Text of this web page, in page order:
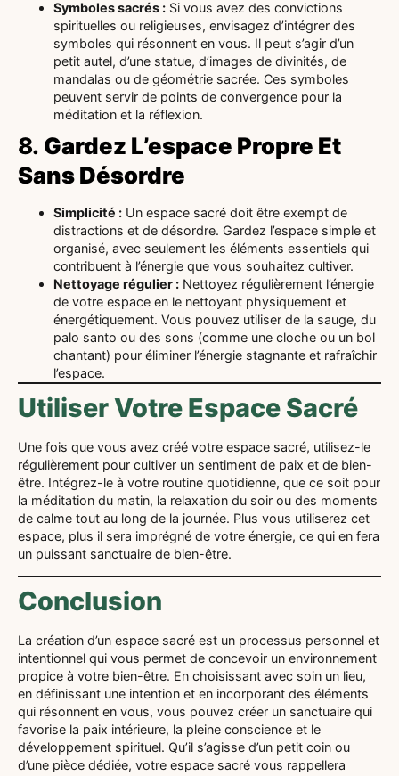
Symboles sacrés : Si vous avez des convictions
spirituelles ou religieuses, envisagez d’intégrer des
symboles qui résonnent en vous. Il peut s’agir d’un
petit autel, d’une statue, d’images de divinités, de
mandalas ou de géométrie sacrée. Ces symboles
peuvent servir de points de convergence pour la
méditation et la réflexion.
8. Gardez L’espace Propre Et
Sans Désordre
Simplicité : Un espace sacré doit être exempt de
distractions et de désordre. Gardez l’espace simple et
organisé, avec seulement les éléments essentiels qui
contribuent à l’énergie que vous souhaitez cultiver.
Nettoyage régulier : Nettoyez régulièrement l’énergie
de votre espace en le nettoyant physiquement et
énergétiquement. Vous pouvez utiliser de la sauge, du
palo santo ou des sons (comme une cloche ou un bol
chantant) pour éliminer l’énergie stagnante et rafraîchir
l’espace.
Utiliser Votre Espace Sacré
Une fois que vous avez créé votre espace sacré, utilisez-le
régulièrement pour cultiver un sentiment de paix et de bien-
être. Intégrez-le à votre routine quotidienne, que ce soit pour
la méditation du matin, la relaxation du soir ou des moments
de calme tout au long de la journée. Plus vous utiliserez cet
espace, plus il sera imprégné de votre énergie, ce qui en fera
un puissant sanctuaire de bien-être.
Conclusion
La création d’un espace sacré est un processus personnel et
intentionnel qui vous permet de concevoir un environnement
propice à votre bien-être. En choisissant avec soin un lieu,
en définissant une intention et en incorporant des éléments
qui résonnent en vous, vous pouvez créer un sanctuaire qui
favorise la paix intérieure, la pleine conscience et le
développement spirituel. Qu’il s’agisse d’un petit coin ou
d’une pièce dédiée, votre espace sacré vous rappellera